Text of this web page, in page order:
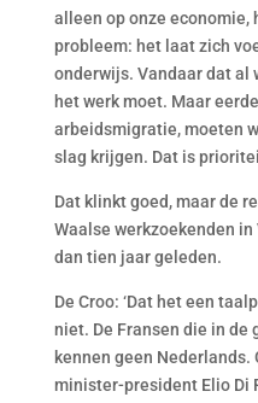
alleen op onze
probleem: het laat zich
onderwijs. Vandaar dat al
het werk moet. Maar
arbeidsmigratie, moeten
slag krijgen. Dat is
Dat klinkt goed, maar de
Waalse werkzoekenden
dan tien jaar geleden.
De Croo: ‘Dat het een
niet. De Fransen die in de
kennen geen
minister-president Elio Di